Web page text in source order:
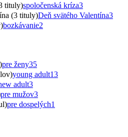
tituly)spoločenská kríza3
(3 tituly)Deň svätého Valentína3
bozkávanie2
pre ženy35
young adult13
adult3
pre mužov3
pre dospelých1